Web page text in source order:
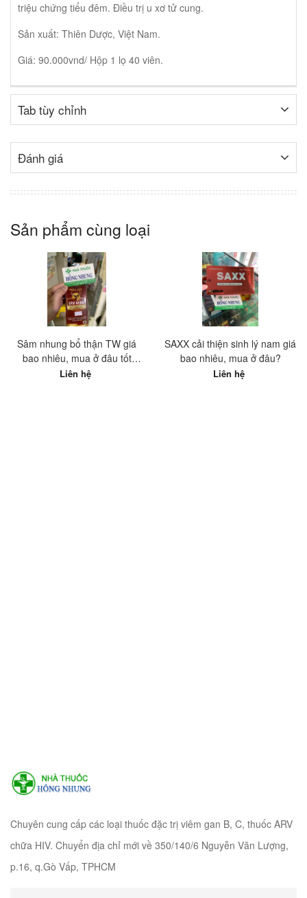
triệu chứng tiểu đêm. Điều trị u xơ tử cung.
Sản xuất: Thiên Dược, Việt Nam.
Giá: 90.000vnd/ Hộp 1 lọ 40 viên.
Tab tùy chỉnh
Đánh giá
Sản phẩm cùng loại
Sâm nhung bổ thận TW giá
bao nhiêu, mua ở đâu tốt
nhất?
Liên hệ
SAXX cải thiện sinh lý nam giá
bao nhiêu, mua ở đâu?
Liên hệ
Chuyên cung cấp các loại thuốc đặc trị viêm gan B, C, thuốc ARV
chữa HIV. Chuyển địa chỉ mới về 350/140/6 Nguyễn Văn Lượng,
p.16, q.Gò Vấp, TPHCM